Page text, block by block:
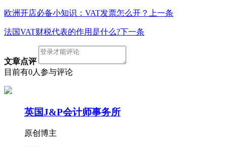
欧洲开店必备小知识：VAT发票怎么开？ 上一条
法国VAT财税代表的作用是什么?下一条
文章点评
目前有0人参与评论
英国J&P会计师事务所
原创博主